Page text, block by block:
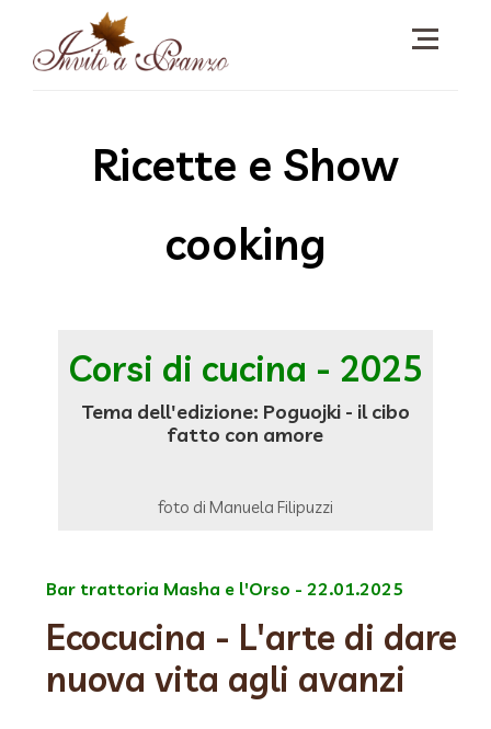
Ricette e Show
cooking
Corsi di cucina - 2025
Tema dell'edizione: Poguojki - il cibo
fatto con amore
foto di Manuela Filipuzzi
Bar trattoria Masha e l'Orso - 22.01.2025
Ecocucina - L'arte di dare
nuova vita agli avanzi